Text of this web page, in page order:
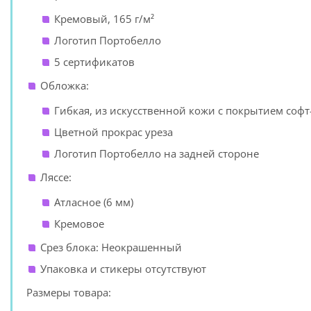
Кремовый, 165 г/м²
Логотип Портобелло
5 сертификатов
Обложка:
Гибкая, из искусственной кожи с покрытием
Цветной прокрас уреза
Логотип Портобелло на задней стороне
Ляссе:
Атласное (6 мм)
Кремовое
Срез блока: Неокрашенный
Упаковка и стикеры отсутствуют
Размеры товара: